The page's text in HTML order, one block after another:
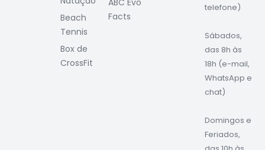
Beach
Tennis
Box de
CrossFit
Facts
telefone)
Sábados,
das 8h às
18h (e-mail,
WhatsApp e
chat)
Domingos e
Feriados,